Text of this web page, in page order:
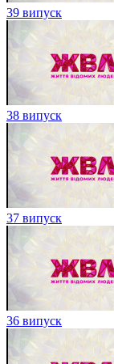
39 випуск
38 випуск
37 випуск
36 випуск